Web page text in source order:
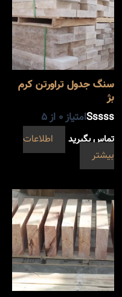
سنگ جدول تراورتن کرم
بژ
امتیاز0 از 5
تماس بگیرید
اطلاعات
بیشتر